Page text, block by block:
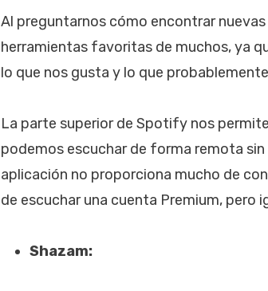
Al preguntarnos cómo encontrar
herramientas favoritas de muchos, ya
lo que nos gusta y lo que
La parte superior de Spotify nos
podemos escuchar de forma remota
aplicación no proporciona mucho de
de escuchar una cuenta Premium, pero
Shazam: